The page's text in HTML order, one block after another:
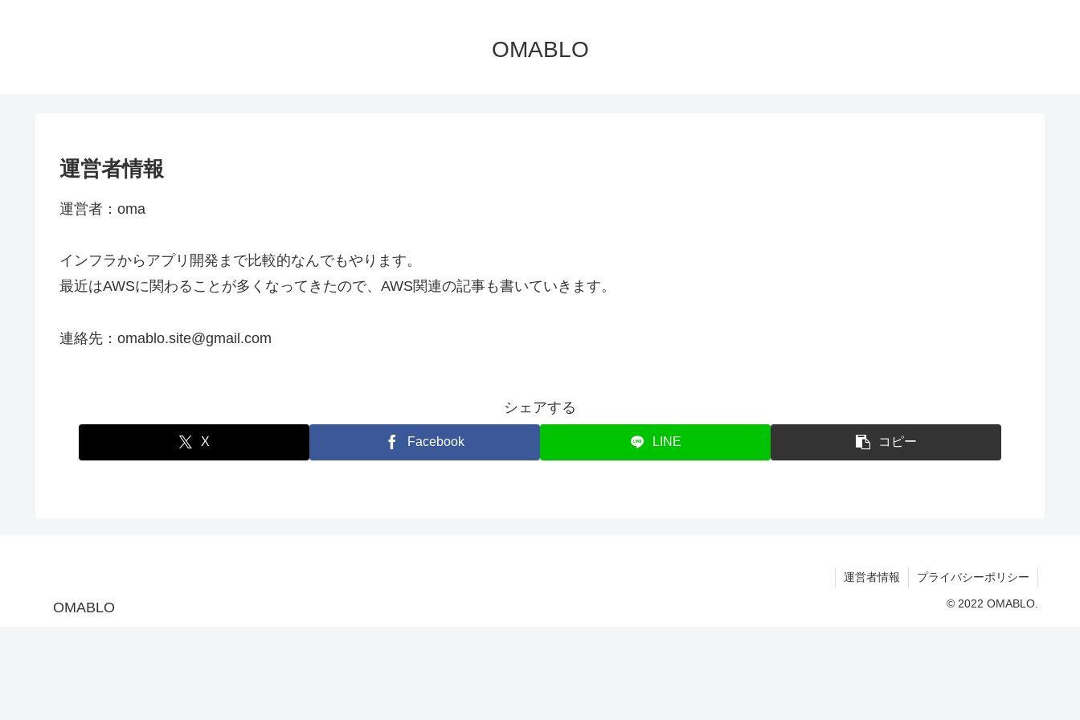
OMABLO
運営者情報
運営者：oma
インフラからアプリ開発まで比較的なんでもやります。
最近はAWSに関わることが多くなってきたので、AWS関連の記事も書いていきます。
連絡先：omablo.site@gmail.com
シェアする
X Facebook LINE コピー
OMABLO
運営者情報 プライバシーポリシー
© 2022 OMABLO.